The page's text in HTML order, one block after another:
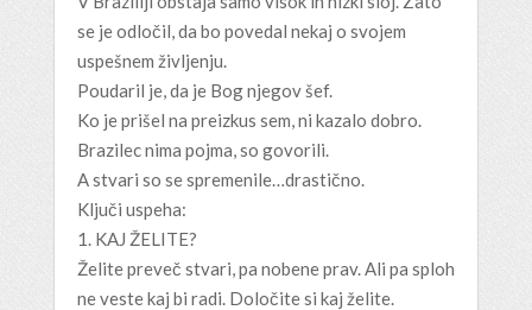
se je odločil, da bo povedal nekaj o svojem
uspešnem življenju.
Poudaril je, da je Bog njegov šef.
Ko je prišel na preizkus sem, ni kazalo dobro.
Brazilec nima pojma, so govorili.
A stvari so se spremenile…drastično.
Ključi uspeha:
1. KAJ ŽELITE?
Želite preveč stvari, pa nobene prav. Ali pa sploh
ne veste kaj bi radi. Določite si kaj želite.